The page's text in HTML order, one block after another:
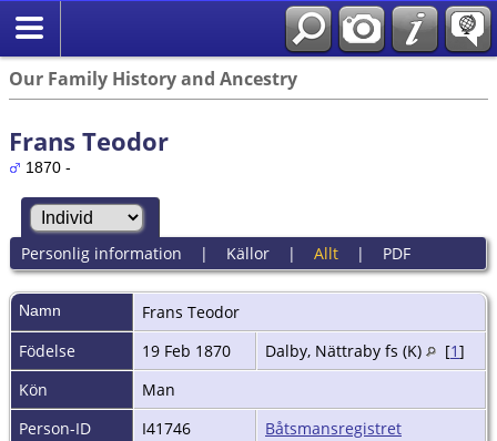
Our Family History and Ancestry
Frans Teodor
1870 -
Personlig information | Källor| Allt| PDF
Namn
Frans Teodor
Födelse
19 Feb 1870 Dalby, Nättraby fs (K) [1]
Kön
Man
Person-ID
I41746
Båtsmansregistret